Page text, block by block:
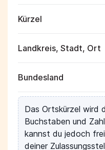
Kürzel
Landkreis, Stadt, Ort
Bundesland
Das Ortskürzel wird
Buchstaben und
kannst du jedoch
deiner